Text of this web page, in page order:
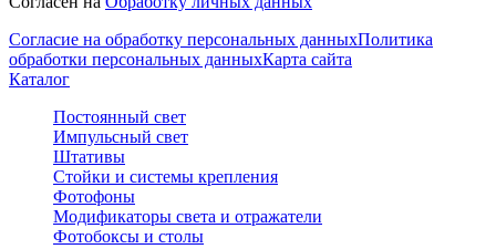
Согласие на обработку персональных данныхПолитика
обработки персональных данныхКарта сайта
Каталог
Постоянный свет
Импульсный свет
Штативы
Стойки и системы крепления
Фотофоны
Модификаторы света и отражатели
Фотобоксы и столы